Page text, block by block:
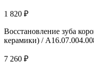
1 820 ₽
Восстановление зуба
керамики) /
7 260 ₽